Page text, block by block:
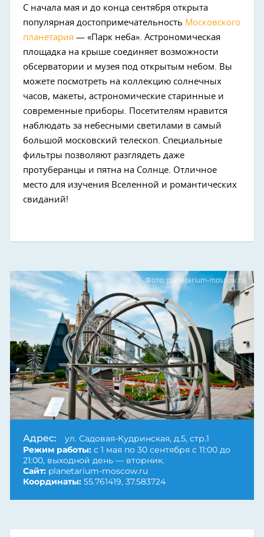
С начала мая и до конца сентября открыта
популярная достопримечательность Московского
планетария — «Парк неба». Астрономическая
площадка на крыше соединяет возможности
обсерватории и музея под открытым небом. Вы
можете посмотреть на коллекцию солнечных
часов, макеты, астрономические старинные и
современные приборы. Посетителям нравится
наблюдать за небесными светилами в самый
большой московский телескоп. Специальные
фильтры позволяют разглядеть даже
протуберанцы и пятна на Солнце. Отличное
место для изучения Вселенной и романтических
свиданий!
Фото: planetarium-moscow.ru
Адрес:
ул. Садовая-Кудринская, д.5, стр.1
Режим работы: с 1 мая по 30 сентября с 11:00 до
21:00, выходной день — вторник.
Сайт: planetarium-moscow.ru
Координаты: 55.761419, 37.583724